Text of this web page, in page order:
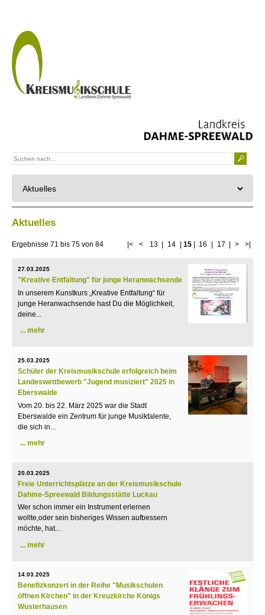
Aktuelles
Ergebnisse 71 bis 75 von 84 |< < 13 14 15| 16 17 > >|
27.03.2025
"Kreative Entfaltung" für junge Heranwachsende
In unserem Kunstkurs „Kreative Entfaltung“ für
junge Heranwachsende hast Du die Möglichkeit,
deine...
mehr
25.03.2025
Schüler der Kreismusikschule erfolgreich beim
Landeswettbewerb "Jugend musiziert" 2025 in
Eberswalde
Vom 20. bis 22. März 2025 war die Stadt
Eberswalde ein Zentrum für junge Musiktalente,
die sich in...
mehr
20.03.2025
Freie Unterrichtsplätze an der Kreismusikschule
Dahme-Spreewald Bildungsstätte Luckau
Wer schon immer ein Instrument erlernen
wollte,oder sein bisheriges Wissen aufbessern
möchte, hat...
mehr
14.03.2025
Benefizkonzert in der Reihe "Musikschulen
öffnen Kirchen" in der Kreuzkirche Königs
Wusterhausen